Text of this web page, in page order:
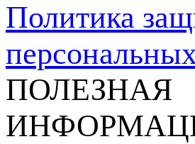
Политика
ПОЛЕЗНАЯ